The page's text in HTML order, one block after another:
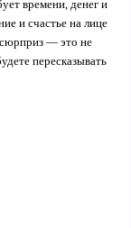
времени, денег и
и счастье на лице
— это не
пересказывать